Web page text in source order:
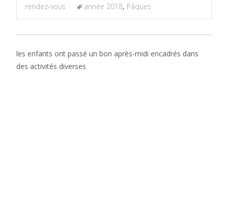
rendez-vous
année 2018, Pâques
les enfants ont passé un bon après-midi encadrés dans
des activités diverses